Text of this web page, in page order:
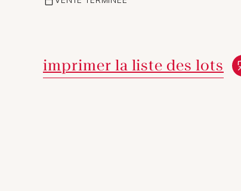
Nouvelle fenêtre
imprimer la liste des lots